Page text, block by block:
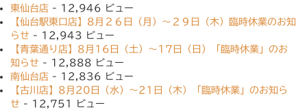
東仙台店 - 12,946 ビュー
【仙台駅東口店】8月２６日（月）〜２９日（木）臨時休業のお知
らせ - 12,943 ビュー
【青葉通り店】8月16日（土）〜17日（日）「臨時休業」のお
知らせ - 12,888 ビュー
南仙台店 - 12,836 ビュー
【古川店】8月20日（水）〜21日（木）「臨時休業」のお知ら
せ - 12,751 ビュー